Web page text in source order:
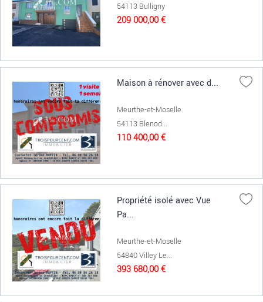
54113 Bulligny
209 000,00 €
Maison à rénover avec d...
Meurthe-et-Moselle
54113 Blenod...
110 400,00 €
Propriété isolé avec Vue
Pa...
Meurthe-et-Moselle
54840 Villey Le...
393 680,00 €